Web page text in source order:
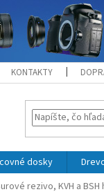
KONTAKTY
dosky
rezivo, KVH a BSH